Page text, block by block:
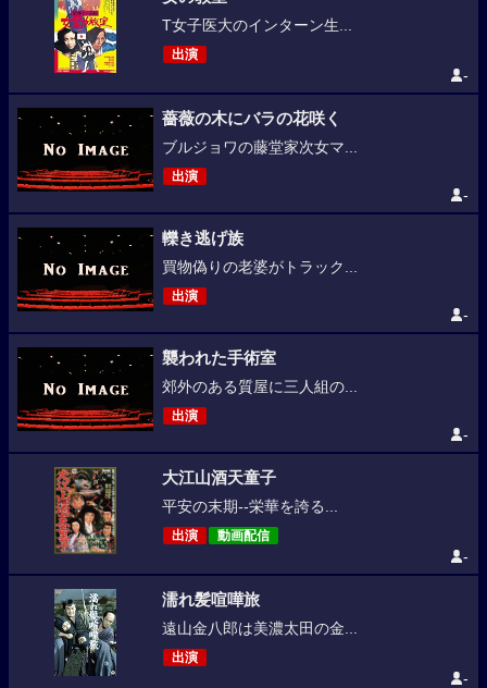
T女子医大のインターン生...
出演
-
薔薇の木にバラの花咲く
ブルジョワの藤堂家次女マ...
出演
-
轢き逃げ族
買物偽りの老婆がトラック...
出演
-
襲われた手術室
郊外のある質屋に三人組の...
出演
-
大江山酒天童子
平安の末期--栄華を誇る...
出演 動画配信
-
濡れ髪喧嘩旅
遠山金八郎は美濃太田の金...
出演
-